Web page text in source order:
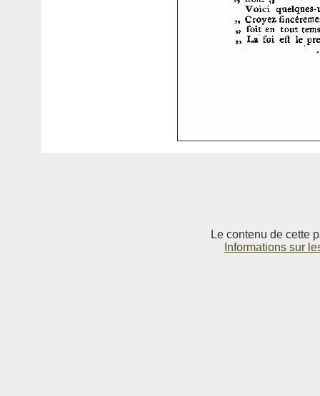
Le contenu de cette
Informations sur